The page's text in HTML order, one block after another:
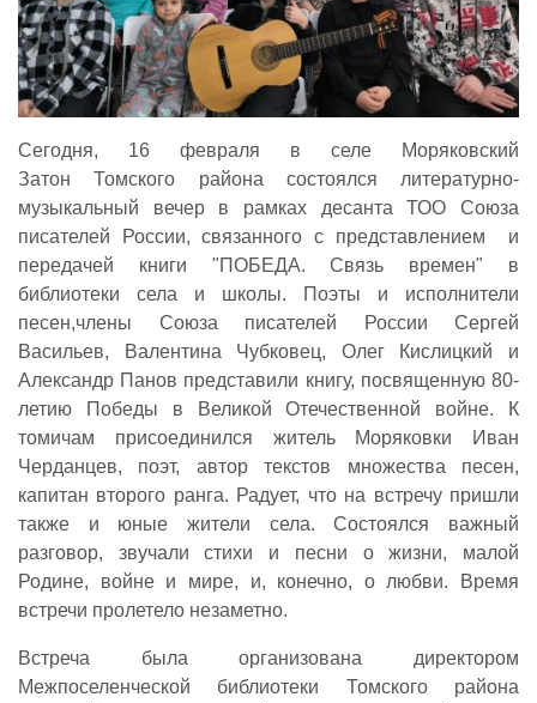
Сегодня, 16 февраля в селе Моряковский
Затон Томского района состоялся литературно-
музыкальный вечер в рамках десанта ТОО Союза
писателей России, связанного с представлением и
передачей книги "ПОБЕДА. Связь времен" в
библиотеки села и школы. Поэты и исполнители
песен,члены Союза писателей России Сергей
Васильев, Валентина Чубковец, Олег Кислицкий и
Александр Панов представили книгу, посвященную 80-
летию Победы в Великой Отечественной войне. К
томичам присоединился житель Моряковки Иван
Черданцев, поэт, автор текстов множества песен,
капитан второго ранга. Радует, что на встречу пришли
также и юные жители села. Состоялся важный
разговор, звучали стихи и песни о жизни, малой
Родине, войне и мире, и, конечно, о любви. Время
встречи пролетело незаметно.
Встреча была организована директором
Межпоселенческой библиотеки Томского района